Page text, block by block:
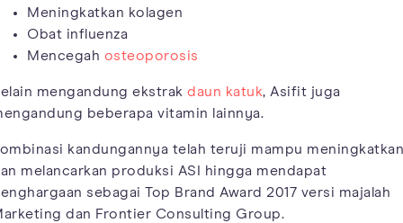
Meningkatkan kolagen
Obat influenza
Mencegah osteoporosis
mengandung ekstrak daun katuk, Asifit juga
beberapa vitamin lainnya.
kandungannya telah teruji mampu
melancarkan produksi ASI hingga mendapat
sebagai Top Brand Award 2017 versi majalah
dan Frontier Consulting Group.